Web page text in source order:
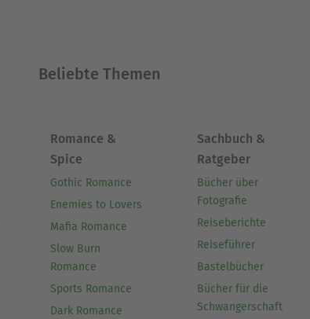
Beliebte Themen
Romance &
Spice
Gothic Romance
Enemies to Lovers
Mafia Romance
Slow Burn
Romance
Sports Romance
Dark Romance
Sachbuch &
Ratgeber
Bücher über
Fotografie
Reiseberichte
Reiseführer
Bastelbücher
Bücher für die
Schwangerschaft